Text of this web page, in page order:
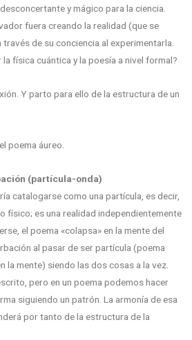
y mágico para la ciencia.
fuera creando la realidad (que se
de su conciencia al experimentarla.
física cuántica y la poesía a nivel formal?
Y parto para ello de la estructura de un
poema áureo.
(partícula-onda)
catalogarse como una partícula, es decir,
físico; es una realidad independientemente
el poema «colapsa» en la mente del
al pasar de ser partícula (poema
la mente) siendo las dos cosas a la vez.
pero en un poema podemos hacer
siguiendo un patrón. La armonía de esa
por tanto de la estructura de la